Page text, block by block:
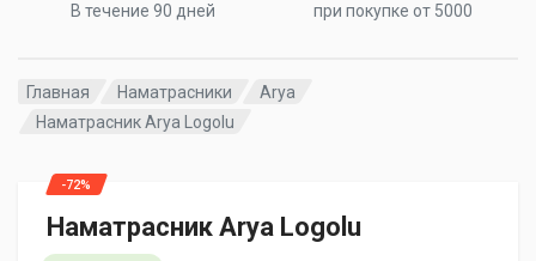
В течение 90 дней при покупке от 5000
Главная Наматрасники
Arya
Наматрасник Arya Logolu
Наматрасник Arya Logolu
-72%